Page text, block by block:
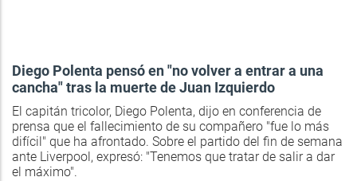
Diego Polenta pensó en "no volver a entrar a una
cancha" tras la muerte de Juan Izquierdo
El capitán tricolor, Diego Polenta, dijo en conferencia de
prensa que el fallecimiento de su compañero "fue lo más
difícil" que ha afrontado. Sobre el partido del fin de semana
ante Liverpool, expresó: "Tenemos que tratar de salir a dar
el máximo".